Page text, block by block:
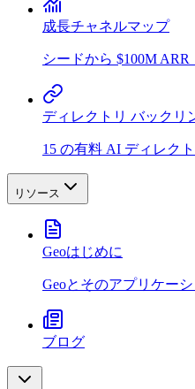
成長チャネルマップ
シードから $100M
ディレクトリ バックリ
15 の有料 AI ディレク
リソース
Geoはじめに
Geoとそのアプリケー
ブログ